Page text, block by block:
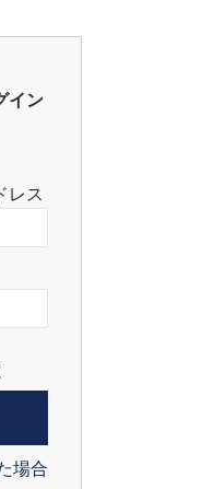
イン
レス
場合